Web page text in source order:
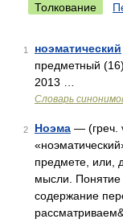
Толкование
1 ноэматический
предметный
2013 …
Словарь
2 Ноэма — (греч.
предмете, или,
мысли.
содержание